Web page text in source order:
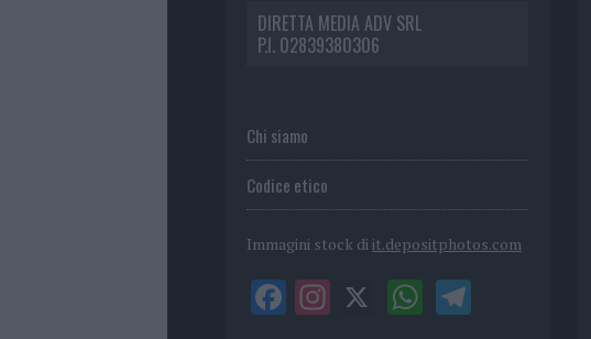
DIRETTA MEDIA ADV SRL
P.I. 02839380306
Chi siamo
Codice etico
Immagini stock di it.depositphotos.com